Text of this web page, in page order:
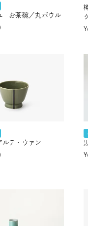
お茶碗／丸ボウル
¥
テ・ウァン
¥